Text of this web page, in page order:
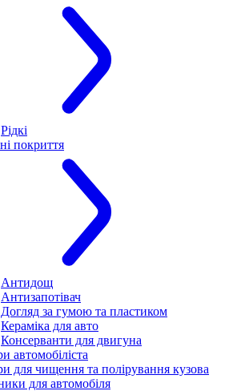
Рідкі
покриття
Антидощ
Антизапотівач
Догляд за гумою та пластиком
Кераміка для авто
Консерванти для двигуна
автомобіліста
для чищення та полірування кузова
для автомобіля